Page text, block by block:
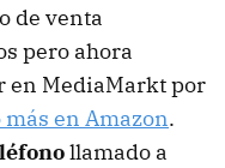
de venta
pero ahora
en MediaMarkt por
en Amazon.
llamado a